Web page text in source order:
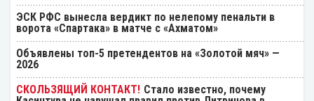
ЭСК РФС вынесла вердикт по нелепому пенальти в
ворота «Спартака» в матче с «Ахматом»
Объявлены топ-5 претендентов на «Золотой мяч» —
2026
Стало известно, почему